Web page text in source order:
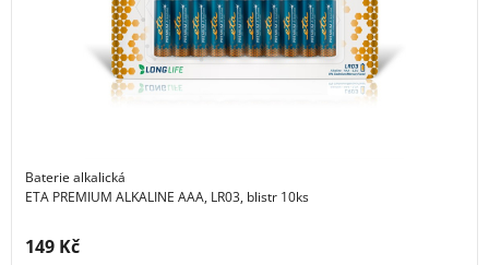
Baterie alkalická
ETA PREMIUM ALKALINE AAA, LR03, blistr 10ks
Cena s DPH:
149 Kč